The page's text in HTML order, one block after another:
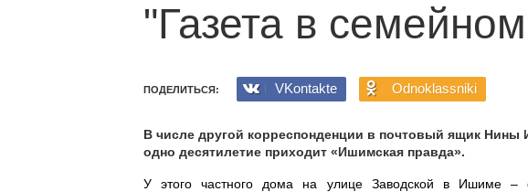
"Газета в
ПОДЕЛИТЬСЯ: VKontakte Odnoklassniki
В числе другой корреспонденции в почтовый ящик Нины
одно десятилетие приходит «Ишимская правда».
У этого частного дома на улице Заводской в Ишиме –